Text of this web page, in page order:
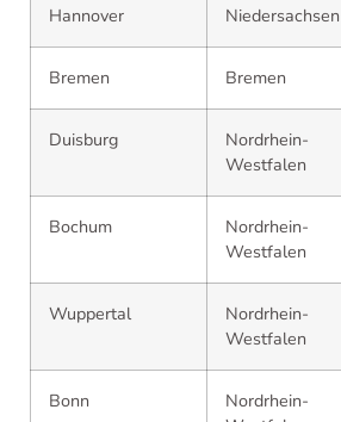
Hannover Niedersachsen
Bremen Bremen
Duisburg
Nordrhein-
Westfalen
Bochum
Nordrhein-
Westfalen
Wuppertal
Nordrhein-
Westfalen
Bonn
Nordrhein-